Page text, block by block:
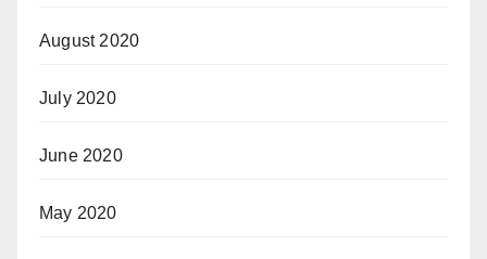
August 2020
July 2020
June 2020
May 2020